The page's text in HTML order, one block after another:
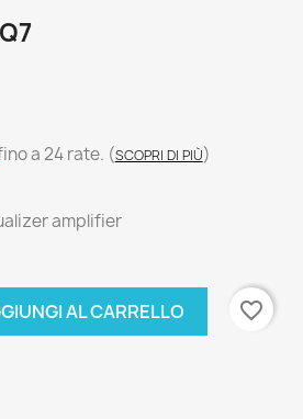
a 24 rate. (SCOPRI DI PIÙ)
amplifier
AL CARRELLO favorite_border